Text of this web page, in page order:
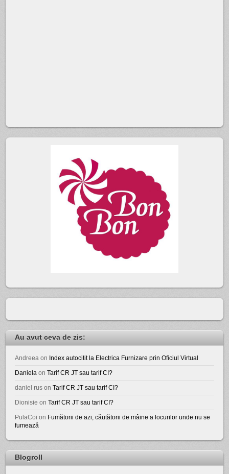
Au avut ceva de zis:
Andreea on Index autocitit la Electrica Furnizare prin Oficiul Virtual
Daniela onTarif CR JT sau tarif CI?
daniel rus onTarif CR JT sau tarif CI?
Dionisie onTarif CR JT sau tarif CI?
PulaCoi on Fumătorii de azi, căutătorii de mâine a locurilor unde nu se
fumează
Blogroll